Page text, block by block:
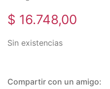
$ 16.748,00
Sin existencias
Compartir con un amigo: